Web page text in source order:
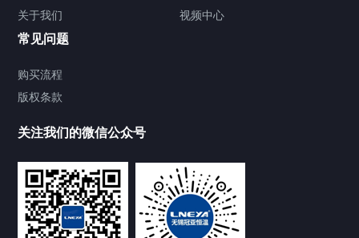
Chiller气体控温系统
Chamber试验箱
FREEZER低温箱
关于我们
视频中心
常见问题
购买流程
版权条款
关注我们的微信公众号